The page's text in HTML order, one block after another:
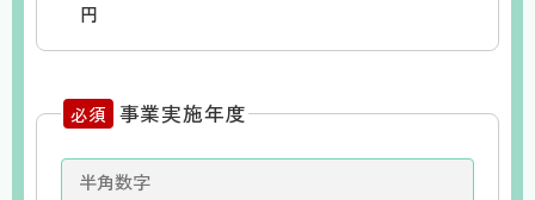
円
必須 事業実施年度